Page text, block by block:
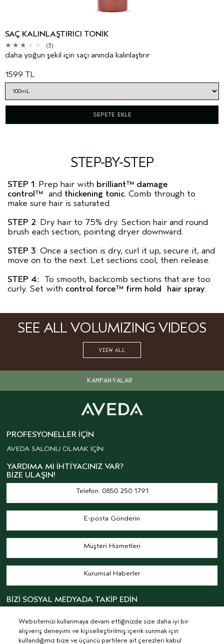
SAÇ KALINLAŞTIRICI TONIK
(3)
daha yoğun şekil için saçı anında kalınlaştırır
1599 TL
SEPETE EKLE
STEP-BY-STEP
STEP 1: Prep hair with brilliant™ damage
control™ and thickening tonic. Comb through to
make sure hair is saturated.
STEP 2: Dry hair to 75% dry. Section hair and round
brush each section, pointing dryer downward.
STEP 3: Once a section is dry, curl it up, secure it, and
move on to the next. Let sections cool, then release.
STEP 4: To smooth, backcomb sections that are too
curly. Set with control force™ firm hold hair spray.
SEE ALL VOLUMIZING VIDEOS
VIEW ALL
KAMPANYALAR
PROFESYONELLER İÇIN
AVEDA SALONU OLMAK İÇİN
YARDIMA MI İHTIYACINIZ VAR?
BIZE ULAŞIN!
Telefon: 0850 250 1791
E-posta Gönderin
Müşteri Hizmetleri
Kurumsal Haberler
BİZİ SOSYAL MEDYADA TAKİP EDİN
Websitemizi kullanmaya devam ettiğinizde size daha iyi bir
alışveriş deneyimi ve kişiselleştirilmiş içerik sunmak için
kullandığımız bize ve üçüncü partilere ait çerezleri kabul